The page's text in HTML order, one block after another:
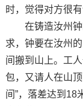
时，觉得对方很
在铸造汝州钟
求，钟要在汝州
间搬到山上。工
包，又请人在山
间”，落差达到18